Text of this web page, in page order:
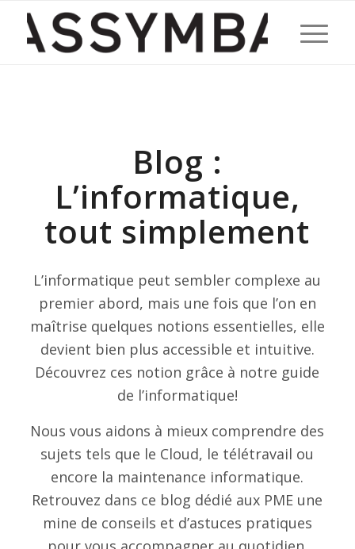
Blog :
L’informatique,
tout simplement
L’informatique peut sembler complexe au
premier abord, mais une fois que l’on en
maîtrise quelques notions essentielles, elle
devient bien plus accessible et intuitive.
Découvrez ces notion grâce à notre guide
de l’informatique!
Nous vous aidons à mieux comprendre des
sujets tels que le Cloud, le télétravail ou
encore la maintenance informatique.
Retrouvez dans ce blog dédié aux PME une
mine de conseils et d’astuces pratiques